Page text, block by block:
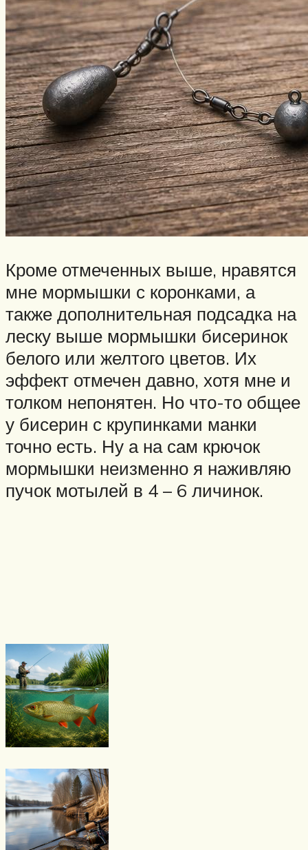
Кроме отмеченных выше, нравятся
мне мормышки с коронками, а
также дополнительная подсадка на
леску выше мормышки бисеринок
белого или желтого цветов. Их
эффект отмечен давно, хотя мне и
толком непонятен. Но что-то общее
у бисерин с крупинками манки
точно есть. Ну а на сам крючок
мормышки неизменно я наживляю
пучок мотылей в 4 – 6 личинок.